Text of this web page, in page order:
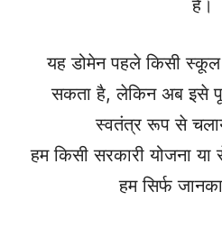
है।
यह डोमेन पहले किसी
सकता है, लेकिन अब इसे
स्वतंत्र रूप से
हम किसी सरकारी योजना या
हम सिर्फ